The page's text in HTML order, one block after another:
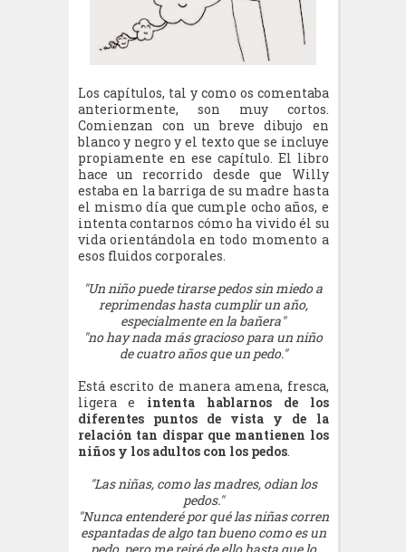
Los capítulos, tal y como os comentaba
anteriormente, son muy cortos.
Comienzan con un breve dibujo en
blanco y negro y el texto que se incluye
propiamente en ese capítulo. El libro
hace un recorrido desde que Willy
estaba en la barriga de su madre hasta
el mismo día que cumple ocho años, e
intenta contarnos cómo ha vivido él su
vida orientándola en todo momento a
esos fluidos corporales.
"Un niño puede tirarse pedos sin miedo a
reprimendas hasta cumplir un año,
especialmente en la bañera"
"no hay nada más gracioso para un niño
de cuatro años que un pedo."
Está escrito de manera amena, fresca,
ligera e intenta hablarnos de los
diferentes puntos de vista y de la
relación tan dispar que mantienen los
niños y los adultos con los pedos.
"Las niñas, como las madres, odian los
pedos."
"Nunca entenderé por qué las niñas corren
espantadas de algo tan bueno como es un